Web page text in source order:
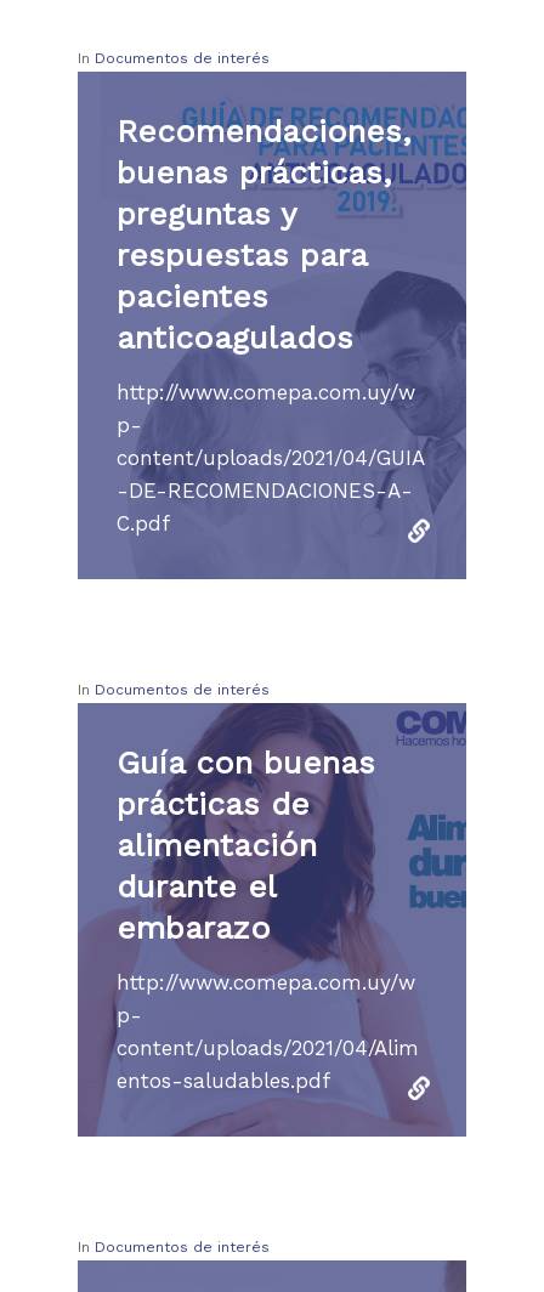
In Documentos de interés
Recomendaciones,
buenas prácticas,
preguntas y
respuestas para
pacientes
anticoagulados
http://www.comepa.com.uy/w
p-
content/uploads/2021/04/GUIA
-DE-RECOMENDACIONES-A-
C.pdf
In Documentos de interés
Guía con buenas
prácticas de
alimentación
durante el
embarazo
http://www.comepa.com.uy/w
p-
content/uploads/2021/04/Alim
entos-saludables.pdf
In Documentos de interés
Institución
Accesibilidad
Historia
Nuestros servicios